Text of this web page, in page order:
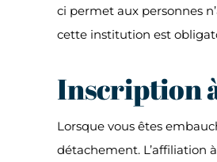
ci permet aux personnes
cette institution est
Inscription
Lorsque vous êtes
détachement. L’affiliation